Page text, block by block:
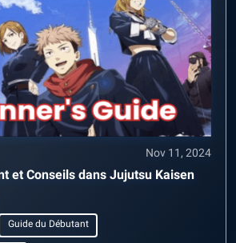
Nov 11, 2024
et Conseils dans Jujutsu Kaisen
Guide du Débutant